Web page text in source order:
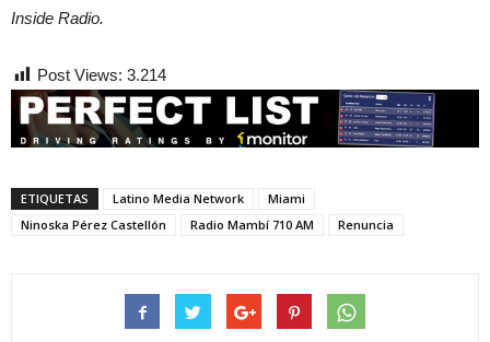
Inside Radio.
Post Views: 3.214
ETIQUETAS Latino Media Network
Miami
Ninoska Pérez Castellón
Radio Mambí 710 AM Renuncia